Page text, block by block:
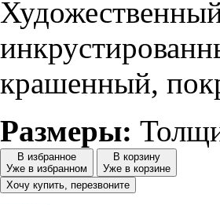
крашенный,
Размеры:
В избранное
Уже в избранном
В корзину
Уже в корзине
Хочу купить, перезвоните